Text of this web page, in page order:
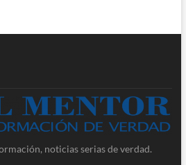
noticias serias de verdad.